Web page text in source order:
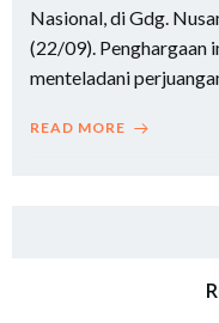
Nasional, di Gdg.
(22/09). Penghargaan
menteladani
READ MORE